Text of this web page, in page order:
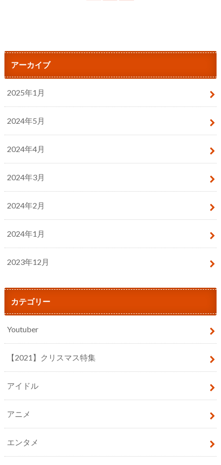
アーカイブ
2025年1月
2024年5月
2024年4月
2024年3月
2024年2月
2024年1月
2023年12月
カテゴリー
Youtuber
【2021】クリスマス特集
アイドル
アニメ
エンタメ